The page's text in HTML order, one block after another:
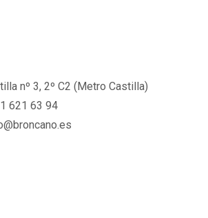
nº 3, 2º C2 (Metro Castilla)
621 63 94